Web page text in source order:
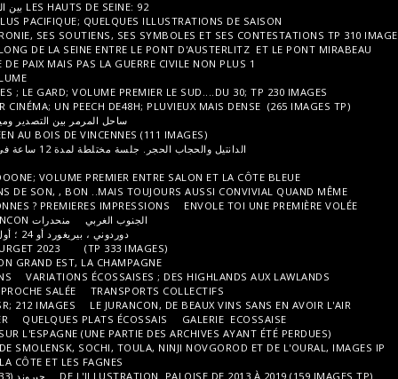
LE PRINTEMPS UNE EXPLOSION DES PLUS PACIFIQUE; QUELQUES
LA RÉPUBLIQUE EN MARCHE, LA MACRONIE, SES SOUTIENS, SES
DENTELLES DE PIERRE ET D'ACIER LE LONG DE LA SEINE ENTRE LE PONT
LE 94; LE VAL DE MARNE: PREMIER VOLUME
LE 30; ENTRE CAMARGUE ET GARRIGUES ; LE GARD; VOLUME PREMIER LE
CANNES ET SAINT TROPEZ FONT LEUR CINÉMA; UN PEECH DE48H;
ساحل المرمر بين التصدير وميناء واحد أو أكثر الحجم الأول TP (269 صورة)
AMBIACES DU FESTIVAL WE LOVE GREEN AU BOIS DE VINCENNES (111
LE 13; LES BOUUUUUUCHES DU RHOOOONE; VOLUME PREMIER ENTRE
GAY PRIDE 2023; PLUS DE CHAR, MOINS DE SON, , BON ..MAIS TOUJOURS
IMPRESSIONS BRETONNES OU BRETONNES ? PREMIERES IMPRESSIONS
ENVOYEZ VOUS EN L'AIR AVEC DU BOURGET 2023 (TP 333 IMAGES)
UNE BULLE INTRODUCTIVE À LA RÉGION GRAND EST, LA CHAMPAGNE
VARIATIONS ÉCOSSAISES ; DES
DEUX ROUES DE TOUTES PROPULSIONS
LE 44; LA LOIRE ATLANTIQUE, UNE APPROCHE SALÉE
LE JURANCON, DE
LA ROUMANITUDE, PREMIER JET PAR SR; 212 IMAGES
QUELQUES PLATS ÉCOSSAIS
COMMENTAIRES ÉCOSSAIS DES POTIER
UN BREF ET UN PEU DÉCALÉ REGARD SUR L'ESPAGNE (UNE PARTIE DES
AMBIANCES RUSSES DE 2021 ET 2022 DE SMOLENSK, SOCHI, TOULA, NINJI
UN APPERÇU DE LA BELGIQUE ENTRE LA CÔTE ET LES FAGNES
DE L'ILLUSTRATION
جيروند (33)؛ الأرشيف بين عامي 2008 و2015؛ صور TP